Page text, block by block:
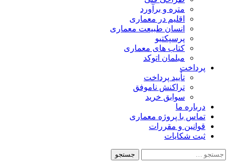
متره و برآورد
اقلیم در معماری
انسان طبیعت معماری
پرسپکتیو
کتاب های معماری
مبلمان اتوکد
پرداخت
تأیید پرداخت
تراکنش ناموفق
سوابق خرید
درباره ما
تماس با پروژه معماری
قوانین و مقررات
ثبت شکایات
جستجو
برای: